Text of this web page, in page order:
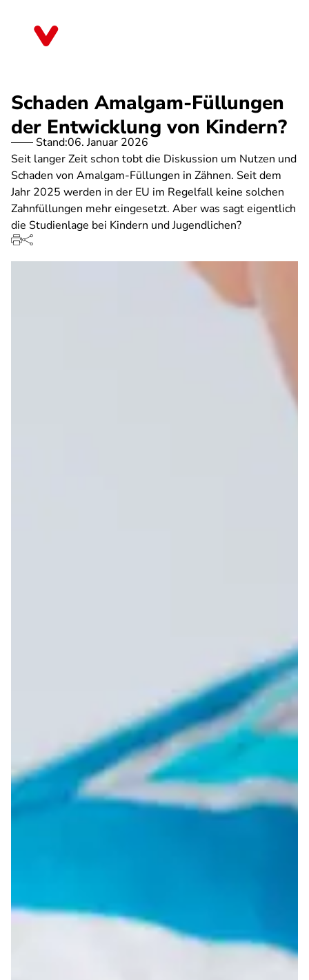
Schaden Amalgam-Füllungen
der Entwicklung von Kindern?
Stand:06. Januar 2026
Seit langer Zeit schon tobt die Diskussion um Nutzen und
Schaden von Amalgam-Füllungen in Zähnen. Seit dem
Jahr 2025 werden in der EU im Regelfall keine solchen
Zahnfüllungen mehr eingesetzt. Aber was sagt eigentlich
die Studienlage bei Kindern und Jugendlichen?